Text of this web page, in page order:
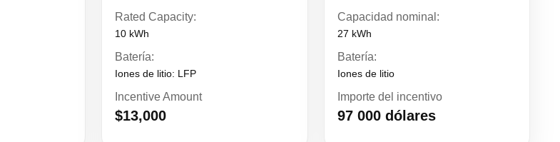
Rated Capacity:
10 kWh
Batería:
Iones de litio: LFP
Incentive Amount
$13,000
Capacidad nominal:
27 kWh
Batería:
Iones de litio
Importe del incentivo
97 000 dólares